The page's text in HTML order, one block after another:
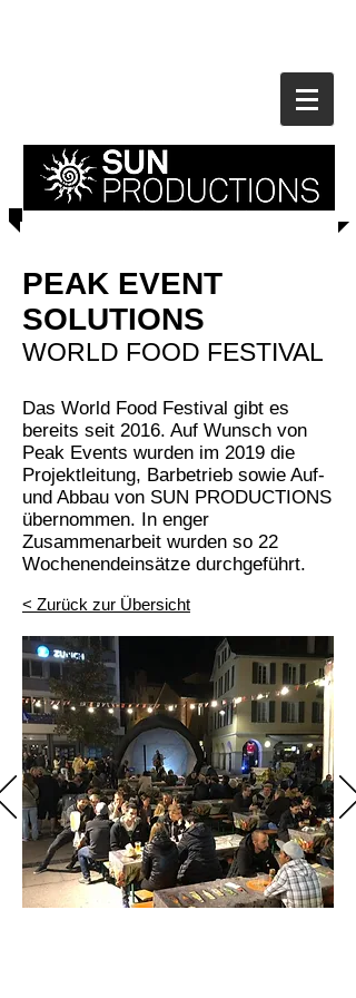
PEAK EVENT
SOLUTIONS
WORLD FOOD FESTIVAL
Das World Food Festival gibt es
bereits seit 2016. Auf Wunsch von
Peak Events wurden im 2019 die
Projektleitung, Barbetrieb sowie Auf-
und Abbau von SUN PRODUCTIONS
übernommen. In enger
Zusammenarbeit wurden so 22
Wochenendeinsätze durchgeführt.
< Zurück zur Übersicht